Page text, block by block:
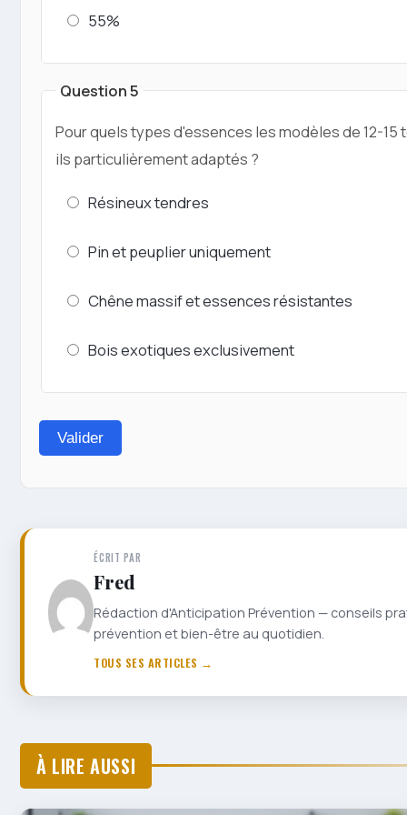
55%
Question 5
Pour quels types d'essences les modèles de 12-15
ils particulièrement adaptés ?
Résineux tendres
Pin et peuplier uniquement
Chêne massif et essences résistantes
Bois exotiques exclusivement
Valider
ÉCRIT PAR
Fred
Rédaction d'Anticipation Prévention — conseils
prévention et bien-être au quotidien.
TOUS SES ARTICLES →
À LIRE AUSSI